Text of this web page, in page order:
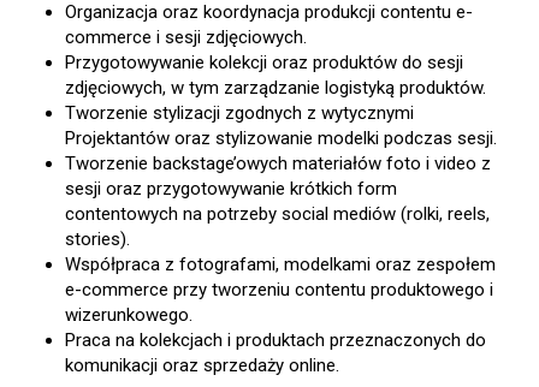
Organizacja oraz koordynacja produkcji contentu e-
commerce i sesji zdjęciowych.
Przygotowywanie kolekcji oraz produktów do sesji
zdjęciowych, w tym zarządzanie logistyką produktów.
Tworzenie stylizacji zgodnych z wytycznymi
Projektantów oraz stylizowanie modelki podczas sesji.
Tworzenie backstage’owych materiałów foto i video z
sesji oraz przygotowywanie krótkich form
contentowych na potrzeby social mediów (rolki, reels,
stories).
Współpraca z fotografami, modelkami oraz zespołem
e-commerce przy tworzeniu contentu produktowego i
wizerunkowego.
Praca na kolekcjach i produktach przeznaczonych do
komunikacji oraz sprzedaży online.